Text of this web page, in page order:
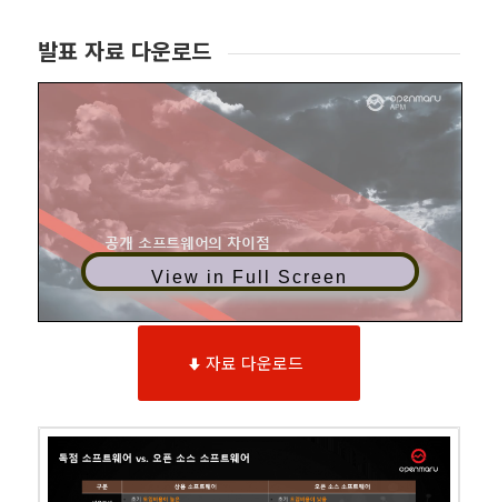
발표 자료 다운로드
View in Full Screen
자료 다운로드